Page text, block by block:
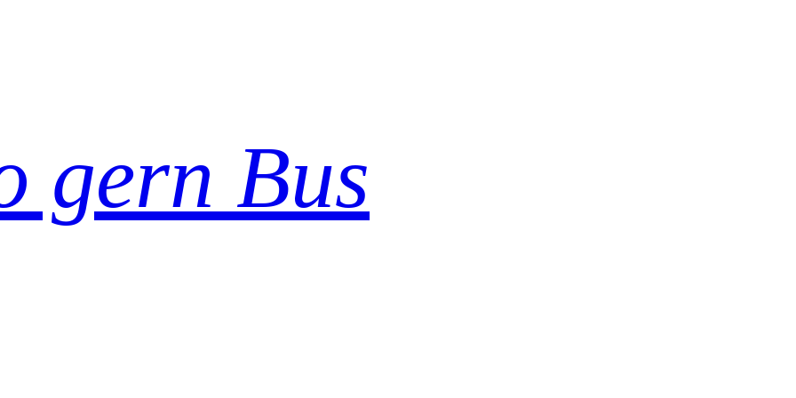
gern Bus